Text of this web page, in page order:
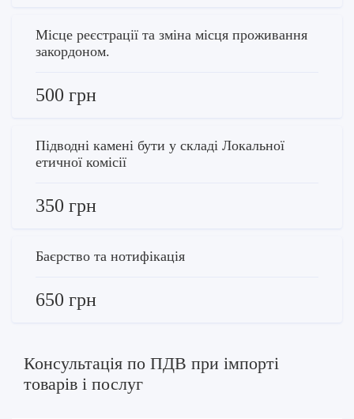
Місце реєстрації та зміна місця проживання
закордоном.
500 грн
Підводні камені бути у складі Локальної
етичної комісії
350 грн
Баєрство та нотифікація
650 грн
Консультація по ПДВ при імпорті
товарів і послуг